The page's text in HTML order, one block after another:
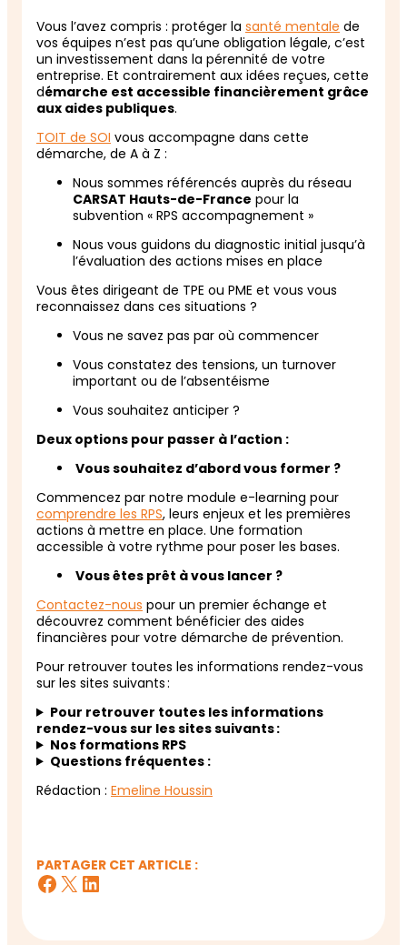
Vous l’avez compris : protéger la santé mentale de
vos équipes n’est pas qu’une obligation légale, c’est
un investissement dans la pérennité de votre
entreprise. Et contrairement aux idées reçues, cette
démarche est accessible financièrement grâce
aux aides publiques.
TOIT de SOI vous accompagne dans cette
démarche, de A à Z :
Nous sommes référencés auprès du réseau
CARSAT Hauts-de-France pour la
subvention « RPS accompagnement »
Nous vous guidons du diagnostic initial jusqu’à
l’évaluation des actions mises en place
Vous êtes dirigeant de TPE ou PME et vous vous
reconnaissez dans ces situations ?
Vous ne savez pas par où commencer
Vous constatez des tensions, un turnover
important ou de l’absentéisme
Vous souhaitez anticiper ?
Deux options pour passer à l’action :
Vous souhaitez d’abord vous former ?
Commencez par notre module e-learning pour
comprendre les RPS, leurs enjeux et les premières
actions à mettre en place. Une formation
accessible à votre rythme pour poser les bases.
Vous êtes prêt à vous lancer ?
Contactez-nous pour un premier échange et
découvrez comment bénéficier des aides
financières pour votre démarche de prévention.
Pour retrouver toutes les informations rendez-vous
sur les sites suivants :
Pour retrouver toutes les informations
rendez-vous sur les sites suivants :
Nos formations RPS
Questions fréquentes :
Rédaction : Emeline Houssin
PARTAGER CET ARTICLE :
Facebook
X LinkedIn